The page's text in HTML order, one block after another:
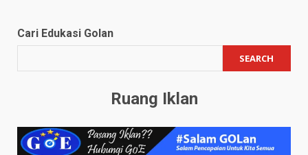
Cari Edukasi Golan
SEARCH
Ruang Iklan